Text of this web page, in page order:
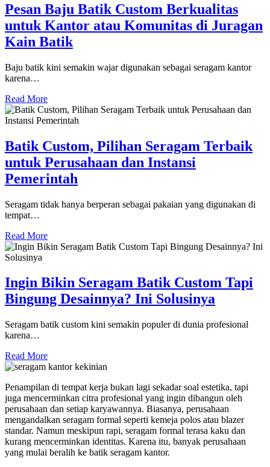
Pesan Baju Batik Custom Berkualitas
untuk Kantor atau Komunitas di Juragan
Kain Batik
Baju batik kini semakin wajar digunakan sebagai seragam kantor
karena…
Read More
Batik Custom, Pilihan Seragam Terbaik
untuk Perusahaan dan Instansi
Pemerintah
Seragam tidak hanya berperan sebagai pakaian yang digunakan di
tempat…
Read More
Ingin Bikin Seragam Batik Custom Tapi
Bingung Desainnya? Ini Solusinya
Seragam batik custom kini semakin populer di dunia profesional
karena…
Read More
Penampilan di tempat kerja bukan lagi sekadar soal estetika, tapi
juga mencerminkan citra profesional yang ingin dibangun oleh
perusahaan dan setiap karyawannya. Biasanya, perusahaan
mengandalkan seragam formal seperti kemeja polos atau blazer
standar. Namun meskipun rapi, seragam formal terasa kaku dan
kurang mencerminkan identitas. Karena itu, banyak perusahaan
yang mulai beralih ke batik seragam kantor.